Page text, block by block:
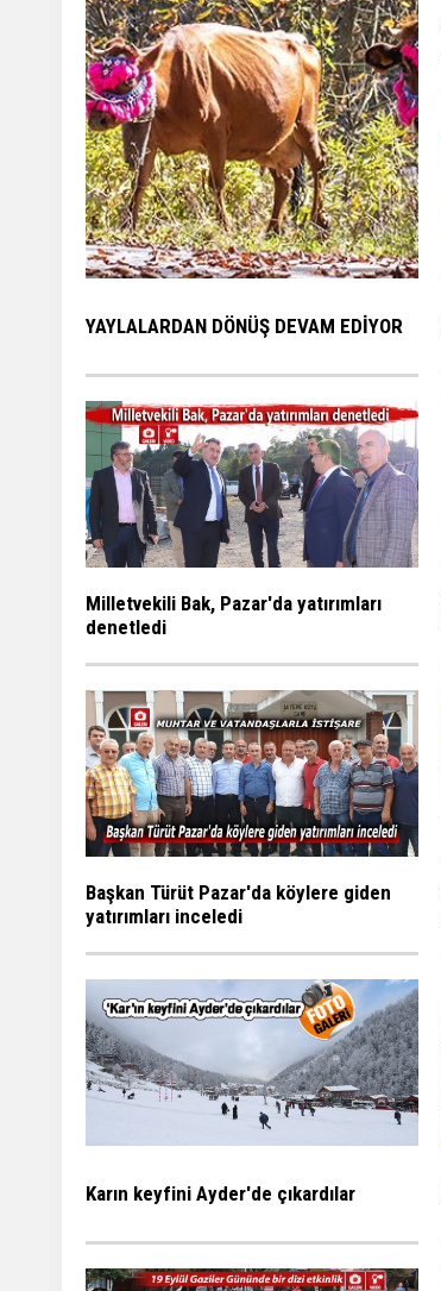
YAYLALARDAN DÖNÜŞ DEVAM EDİYOR
Milletvekili Bak, Pazar'da yatırımları
denetledi
Başkan Türüt Pazar'da köylere giden
yatırımları inceledi
Karın keyfini Ayder'de çıkardılar